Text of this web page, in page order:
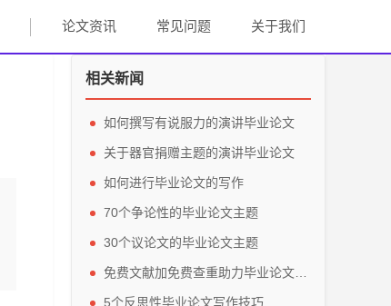
论文资讯 常见问题 关于我们
相关新闻
如何撰写有说服力的演讲毕业论文
关于器官捐赠主题的演讲毕业论文
如何进行毕业论文的写作
70个争论性的毕业论文主题
30个议论文的毕业论文主题
5个反思性毕业论文写作技巧